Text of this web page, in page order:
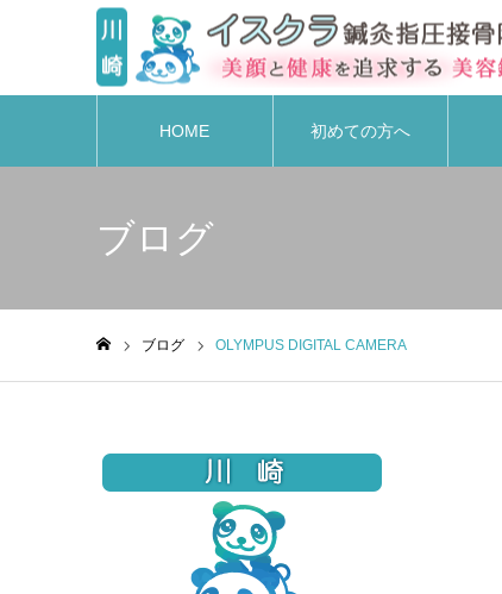
HOME 初めての方へ
ブログ
ブログ OLYMPUS DIGITAL CAMERA